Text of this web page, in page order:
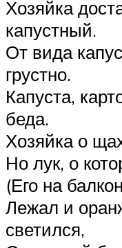
Хозяйка
капустный.
От вида
грустно.
Капуста,
беда.
Хозяйка о
Но лук, о
(Его на
Лежал и
светился,